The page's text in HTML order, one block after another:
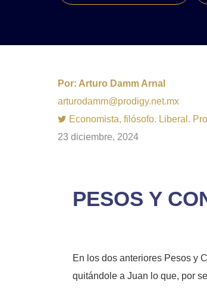
Por: Arturo Damm Arnal
arturodamm@prodigy.net.mx
Economista, filósofo. Liberal.
23 diciembre, 2024
PESOS Y
En los dos anteriores Pesos y
quitándole a Juan lo que, por